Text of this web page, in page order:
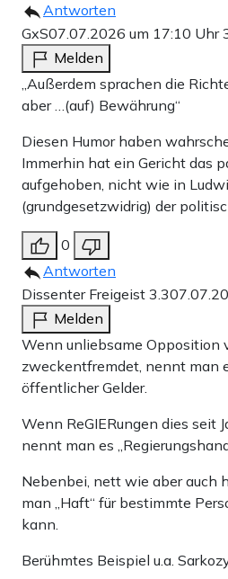
Antworten
GxS07.07.2026 um 17:10 Uhr
Melden
„Außerdem sprachen die
aber …(auf) Bewährung“
Diesen Humor haben
Immerhin hat ein Gericht das
aufgehoben, nicht wie in
(grundgesetzwidrig) der
0
Antworten
Dissenter Freigeist 3.3
Melden
Wenn unliebsame Opposition
zweckentfremdet, nennt man
öffentlicher Gelder.
Wenn ReGIERungen dies seit
nennt man es
Nebenbei, nett wie aber auch
man „Haft“ für bestimmte
kann.
Berühmtes Beispiel u.a.